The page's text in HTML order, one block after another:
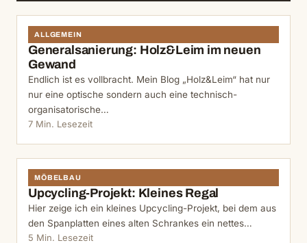
ALLGEMEIN
Generalsanierung: Holz&Leim im neuen
Gewand
Endlich ist es vollbracht. Mein Blog „Holz&Leim“ hat nur
nur eine optische sondern auch eine technisch-
organisatorische…
7 Min. Lesezeit
MÖBELBAU
Upcycling-Projekt: Kleines Regal
Hier zeige ich ein kleines Upcycling-Projekt, bei dem aus
den Spanplatten eines alten Schrankes ein nettes…
5 Min. Lesezeit